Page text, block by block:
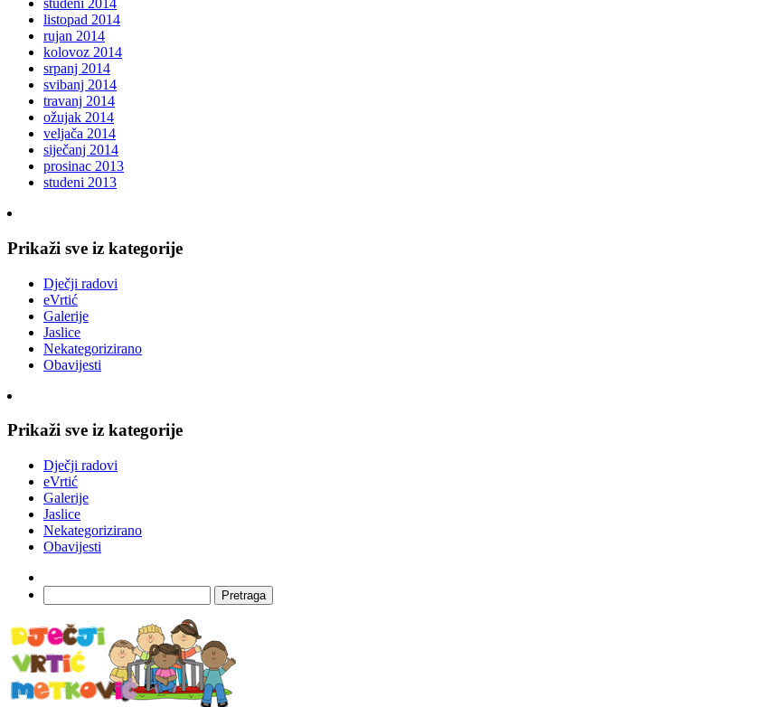
studeni 2014
listopad 2014
rujan 2014
kolovoz 2014
srpanj 2014
svibanj 2014
travanj 2014
ožujak 2014
veljača 2014
siječanj 2014
prosinac 2013
studeni 2013
Prikaži sve iz kategorije
Dječji radovi
eVrtić
Galerije
Jaslice
Nekategorizirano
Obavijesti
Prikaži sve iz kategorije
Dječji radovi
eVrtić
Galerije
Jaslice
Nekategorizirano
Obavijesti